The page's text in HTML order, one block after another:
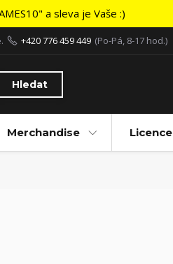
a sleva je Vaše :)
Hledat
+420 776 459 449 (Po-Pá, 8-17 hod.)
Merchandise Licence